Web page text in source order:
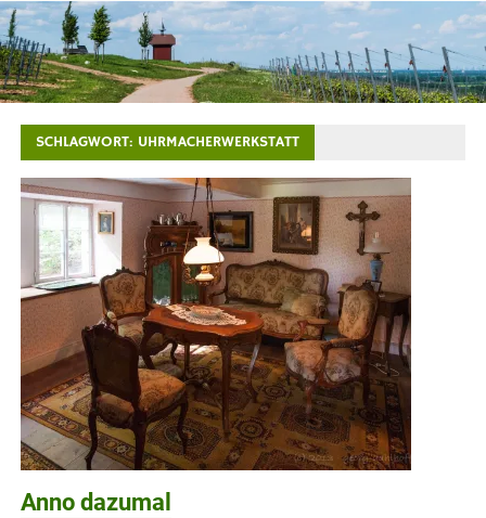
SCHLAGWORT: UHRMACHERWERKSTATT
Anno dazumal